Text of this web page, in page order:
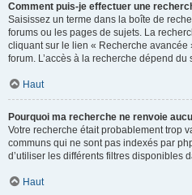
Comment puis-je effectuer une
Saisissez un terme dans la boîte de
forums ou les pages de sujets. La
cliquant sur le lien « Recherche
forum. L’accès à la recherche dépend du
Haut
Pourquoi ma recherche ne renvoie
Votre recherche était probablement trop
communs qui ne sont pas indexés par
d’utiliser les différents filtres disponibles
Haut